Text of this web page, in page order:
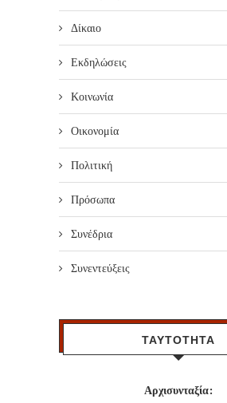
Δίκαιο
Εκδηλώσεις
Κοινωνία
Οικονομία
Πολιτική
Πρόσωπα
Συνέδρια
Συνεντεύξεις
ΤΑΥΤΟΤΗΤΑ
Αρχισυνταξία: